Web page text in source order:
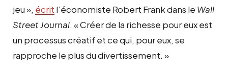
jeu », écrit l’économiste Robert Frank dans le Wall
Street Journal. « Créer de la richesse pour eux est
un processus créatif et ce qui, pour eux, se
rapproche le plus du divertissement. »